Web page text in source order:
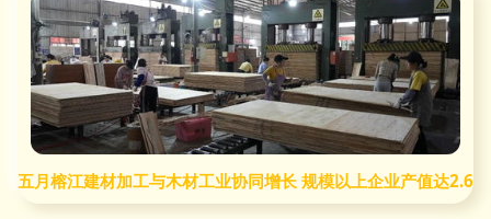
五月榕江建材加工与木材工业协同增长 规模以上企业产值达2.68